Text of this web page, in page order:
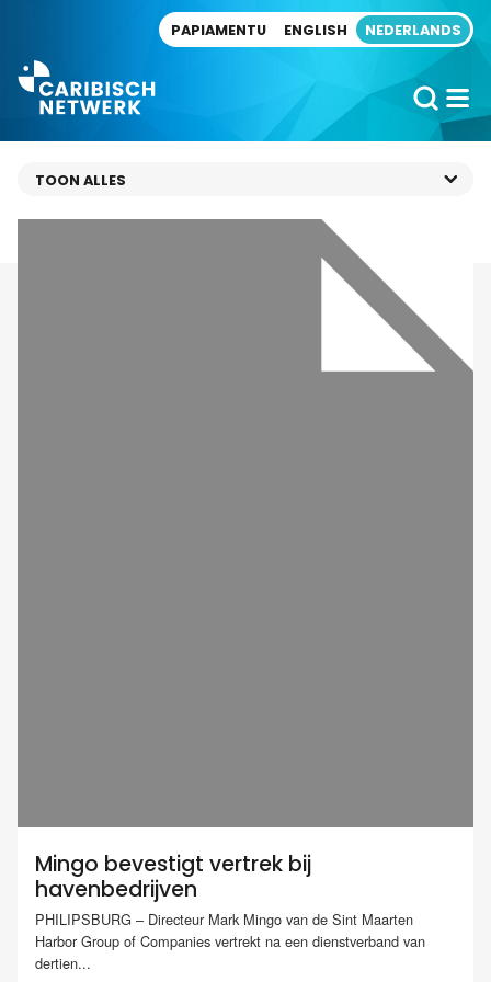
PAPIAMENTU ENGLISH NEDERLANDS
Mingo bevestigt vertrek bij
havenbedrijven
PHILIPSBURG – Directeur Mark Mingo van de Sint Maarten
Harbor Group of Companies vertrekt na een dienstverband van
dertien...